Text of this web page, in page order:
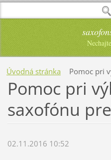
Úvodná stránka Pomoc pri
Pomoc pri
saxofónu
02.11.2016 10:52